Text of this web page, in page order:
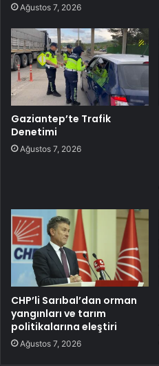
Ağustos 7, 2026
Gaziantep’te Trafik
Denetimi
Ağustos 7, 2026
CHP’li Sarıbal’dan orman
yangınları ve tarım
politikalarına eleştiri
Ağustos 7, 2026